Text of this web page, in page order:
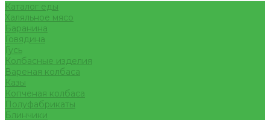
Каталог еды
Халяльное мясо
Баранина
Говядина
Гусь
Колбасные изделия
Вареная колбаса
Казы
Копченая колбаса
Полуфабрикаты
Блинчики